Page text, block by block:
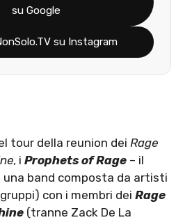
su Google
su Instagram
tour della reunion dei Rage
, i Prophets of Rage – il
una band composta da artisti
con i membri dei Rage
(tranne Zack De La